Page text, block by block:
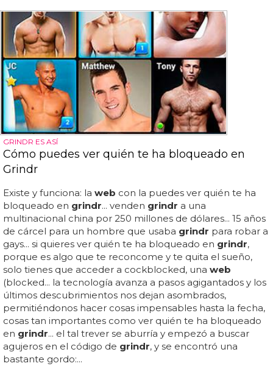
GRINDR ES ASÍ
Cómo puedes ver quién te ha bloqueado en
Grindr
Existe y funciona: la web con la puedes ver quién te ha
bloqueado en grindr... venden grindr a una
multinacional china por 250 millones de dólares... 15 años
de cárcel para un hombre que usaba grindr para robar a
gays... si quieres ver quién te ha bloqueado en grindr,
porque es algo que te reconcome y te quita el sueño,
solo tienes que acceder a cockblocked, una web
(blocked... la tecnología avanza a pasos agigantados y los
últimos descubrimientos nos dejan asombrados,
permitiéndonos hacer cosas impensables hasta la fecha,
cosas tan importantes como ver quién te ha bloqueado
en grindr... el tal trever se aburría y empezó a buscar
agujeros en el código de grindr, y se encontró una
bastante gordo:...